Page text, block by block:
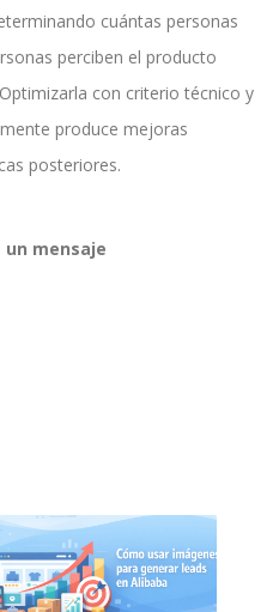
cuántas personas
perciben el producto
con criterio técnico y
produce mejoras
posteriores.
un mensaje